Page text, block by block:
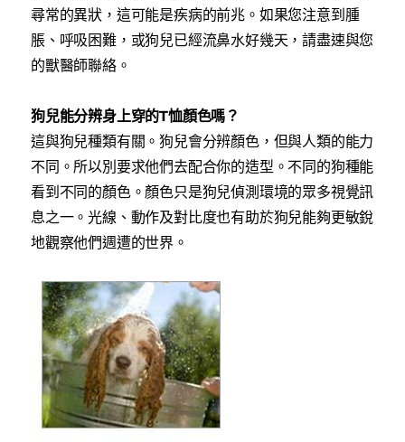
尋常的異狀，這可能是疾病的前兆。如果您注意到腫
脹、呼吸困難，或狗兒已經流鼻水好幾天，請盡速與您
的獸醫師聯絡。
狗兒能分辨身上穿的T恤顏色嗎？
這與狗兒種類有關。狗兒會分辨顏色，但與人類的能力
不同。所以別要求他們去配合你的造型。不同的狗種能
看到不同的顏色。顏色只是狗兒偵測環境的眾多視覺訊
息之一。光線、動作及對比度也有助於狗兒能夠更敏銳
地觀察他們週遭的世界。